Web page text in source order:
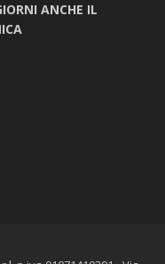
ANCHE IL